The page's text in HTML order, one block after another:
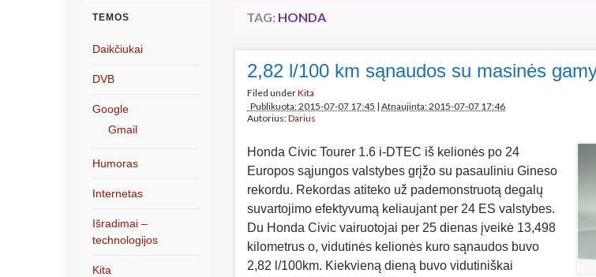
TAG: HONDA
2,82 l/100 km sąnaudos su masinės
Filed underKita
Publikuota: 2015-07-07 17:45 | Atnaujinta: 2015-07-07 17:46
Autorius:Darius
Honda Civic Tourer 1.6 i-DTEC iš kelionės po 24
Europos sąjungos valstybes grįžo su pasauliniu Gineso
rekordu. Rekordas atiteko už pademonstruotą degalų
suvartojimo efektyvumą keliaujant per 24 ES valstybes.
Du Honda Civic vairuotojai per 25 dienas įveikė 13,498
kilometrus o, vidutinės kelionės kuro sąnaudos buvo
2,82 l/100km. Kiekvieną dieną buvo vidutiniškai
TEMOS
Daikčiukai
DVB
Google
Gmail
Humoras
Internetas
Išradimai –
technologijos
Kita